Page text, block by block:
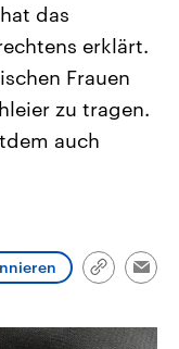
Beiträge,
und
die Vereinigten
mächtigsten Ländern
großem Einfluss auf
das
erklärt.
Frauen
zu tragen.
auch
Link